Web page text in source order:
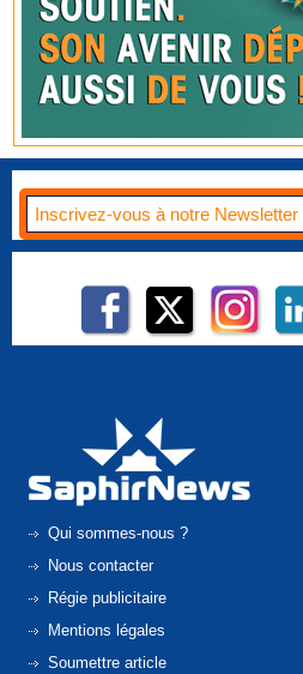
Qui sommes-nous ?
Nous contacter
Régie publicitaire
Mentions légales
Soumettre article